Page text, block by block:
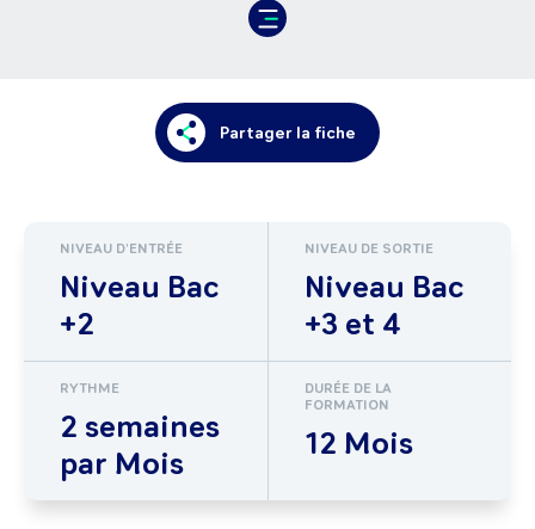
Partager la fiche
NIVEAU D'ENTRÉE
Niveau Bac
+2
NIVEAU DE SORTIE
Niveau Bac
+3 et 4
RYTHME
2 semaines
par Mois
DURÉE DE LA
FORMATION
12 Mois